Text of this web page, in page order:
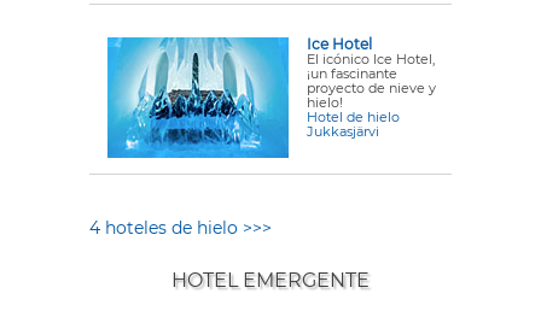
Ice Hotel
El icónico Ice Hotel,
¡un fascinante
proyecto de nieve y
hielo!
Hotel de hielo
Jukkasjärvi
4 hoteles de hielo >>>
HOTEL EMERGENTE